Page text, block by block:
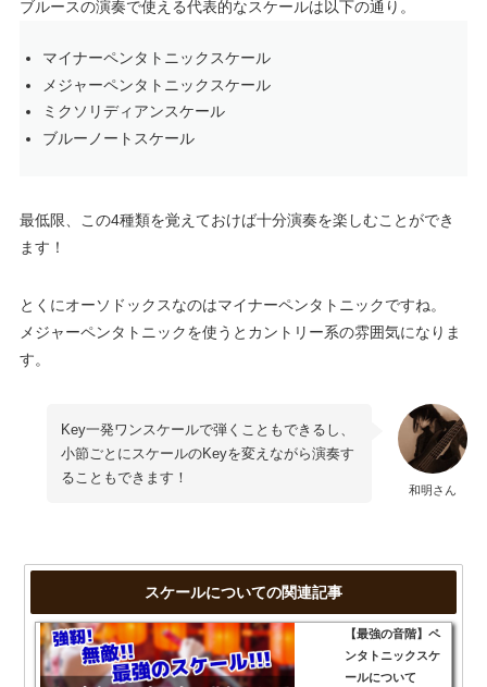
ブルースの演奏で使える代表的なスケールは以下の通り。
マイナーペンタトニックスケール
メジャーペンタトニックスケール
ミクソリディアンスケール
ブルーノートスケール
最低限、この4種類を覚えておけば十分演奏を楽しむことができ
ます！
とくにオーソドックスなのはマイナーペンタトニックですね。
メジャーペンタトニックを使うとカントリー系の雰囲気になりま
す。
和明さん
Key一発ワンスケールで弾くこともできるし、
小節ごとにスケールのKeyを変えながら演奏す
ることもできます！
スケールについての関連記事
【最強の音階】ペ
ンタトニックスケ
ールについて